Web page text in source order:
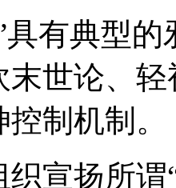
典型的
末世论、
制机制。
扬所谓“